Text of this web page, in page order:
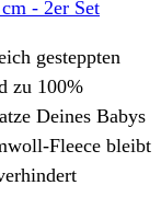
- 2er Set
gesteppten
zu 100%
Deines Babys
Fleece bleibt